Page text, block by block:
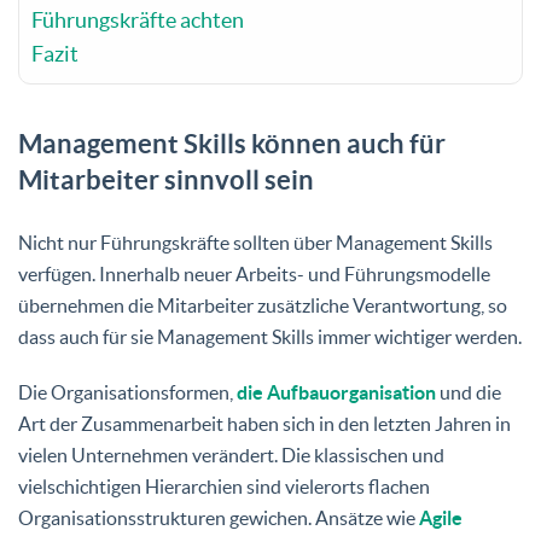
Führungskräfte achten
Fazit
Management Skills können auch für
Mitarbeiter sinnvoll sein
Nicht nur Führungskräfte sollten über Management Skills
verfügen. Innerhalb neuer Arbeits- und Führungsmodelle
übernehmen die Mitarbeiter zusätzliche Verantwortung, so
dass auch für sie Management Skills immer wichtiger werden.
Die Organisationsformen, die Aufbauorganisation und die
Art der Zusammenarbeit haben sich in den letzten Jahren in
vielen Unternehmen verändert. Die klassischen und
vielschichtigen Hierarchien sind vielerorts flachen
Organisationsstrukturen gewichen. Ansätze wieAgile